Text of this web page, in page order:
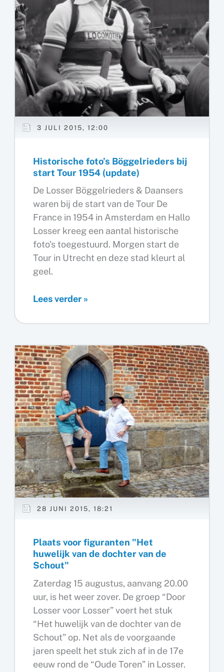
3 JULI 2015, 12:00
Historische foto’s Böggelrieders bij
start Tour 1954 (update)
De Losser Böggelrieders & Daansers
waren bij de start van de Tour De
France in 1954 in Amsterdam en Hallo
Losser kreeg een aantal historische
foto's toegestuurd. Morgen start de
Tour in Utrecht en deze stad kleurt al
geel.
Historische
bij
start
Tour
1954
(update)
Lees verder »
28 JUNI 2015, 18:21
Plaats voor figuranten "Het
huwelijk van de dochter van de
Schout"
Zaterdag 15 augustus, aanvang 20.00
uur, is het weer zover. De groep “Door
Losser voor Losser” voert het stuk
“Het huwelijk van de dochter van de
Schout” op. Net als de voorgaande
jaren speelt het stuk zich af in de 17e
eeuw rond de “Oude Toren” in Losser.